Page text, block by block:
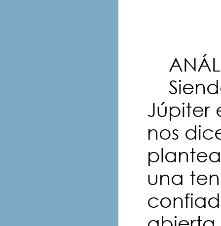
Júpiter
nos
una